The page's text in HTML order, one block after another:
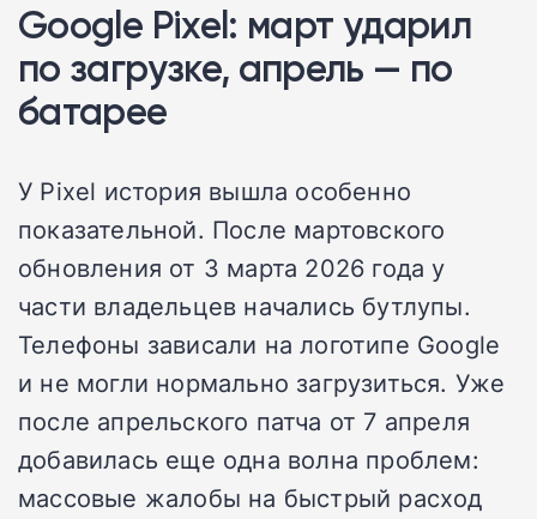
Google Pixel: март ударил
по загрузке, апрель — по
батарее
У Pixel история вышла особенно
показательной. После мартовского
обновления от 3 марта 2026 года у
части владельцев начались бутлупы.
Телефоны зависали на логотипе Google
и не могли нормально загрузиться. Уже
после апрельского патча от 7 апреля
добавилась еще одна волна проблем:
массовые жалобы на быстрый расход